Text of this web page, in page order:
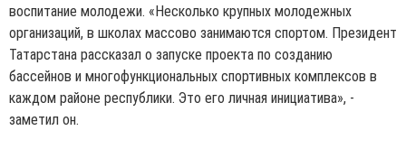
воспитание молодежи. «Несколько крупных молодежных
организаций, в школах массово занимаются спортом. Президент
Татарстана рассказал о запуске проекта по созданию
бассейнов и многофункциональных спортивных комплексов в
каждом районе республики. Это его личная инициатива», -
заметил он.